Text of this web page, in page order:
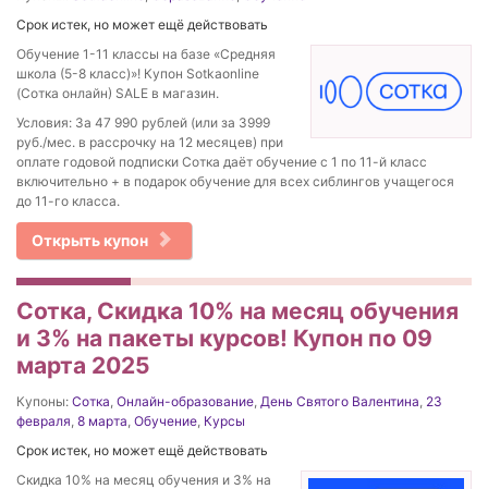
Срок истек, но может ещё действовать
Обучение 1-11 классы на базе «Средняя
школа (5-8 класс)»! Купон Sotkaonline
(Сотка онлайн) SALE в магазин.
Условия: За 47 990 рублей (или за 3999
руб./мес. в рассрочку на 12 месяцев) при
оплате годовой подписки Сотка даёт обучение с 1 по 11-й класс
включительно + в подарок обучение для всех сиблингов учащегося
до 11-го класса.
Открыть купон
Сотка, Скидка 10% на месяц обучения
и 3% на пакеты курсов! Купон по 09
марта 2025
Купоны: Сотка Онлайн-образование День Святого Валентина 23
февраля 8 марта Обучение Курсы
Срок истек, но может ещё действовать
Скидка 10% на месяц обучения и 3% на